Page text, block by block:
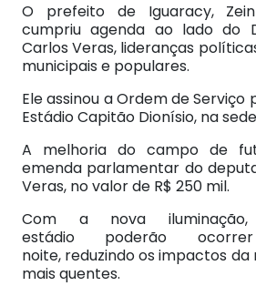
O prefeito de Iguaracy,
cumpriu agenda ao lado do
Carlos Veras, lideranças
municipais e populares.
Ele assinou a Ordem de Serviço
Estádio Capitão Dionísio, na
A melhoria do campo de
emenda parlamentar do
Veras, no valor de R$ 250 mil.
Com a nova
estádio poderão
noite, reduzindo os impactos da
mais quentes.